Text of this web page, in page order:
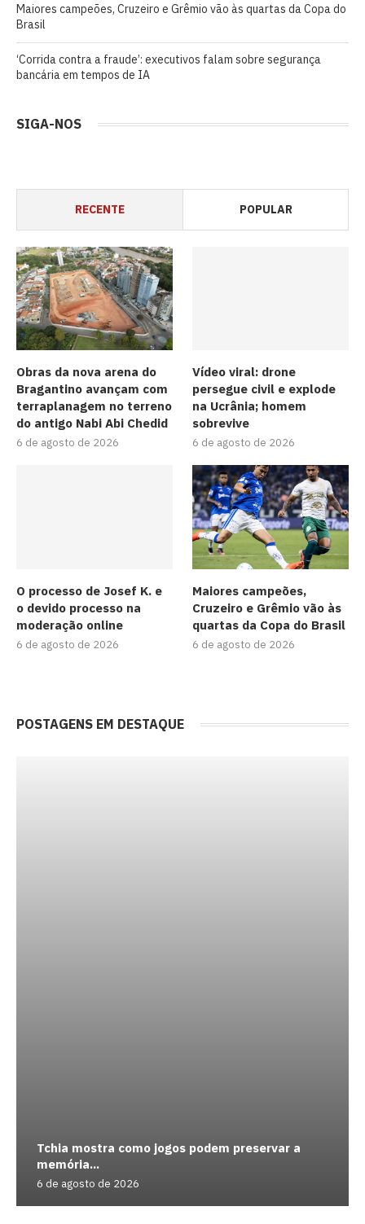
Maiores campeões, Cruzeiro e Grêmio vão às quartas da Copa do
Brasil
‘Corrida contra a fraude’: executivos falam sobre segurança
bancária em tempos de IA
SIGA-NOS
RECENTE POPULAR
Obras da nova arena do
Bragantino avançam com
terraplanagem no terreno
do antigo Nabi Abi Chedid
6 de agosto de 2026
Vídeo viral: drone
persegue civil e explode
na Ucrânia; homem
sobrevive
6 de agosto de 2026
O processo de Josef K. e
o devido processo na
moderação online
6 de agosto de 2026
Maiores campeões,
Cruzeiro e Grêmio vão às
quartas da Copa do Brasil
6 de agosto de 2026
POSTAGENS EM DESTAQUE
Tchia mostra como jogos podem preservar a
memória...
6 de agosto de 2026